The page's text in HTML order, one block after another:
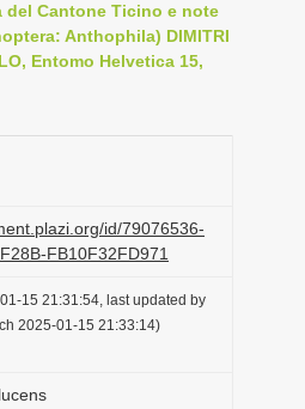
a
v
i
o
del Cantone Ticino e note
Anthophila) DIMITRI
Entomo Helvetica 15,
id/79076536-
FB10F32FD971
15 21:31:54, last updated by
2025-01-15 21:33:14)